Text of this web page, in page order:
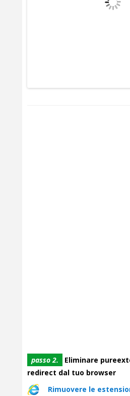
passo 2.
Eliminare
redirect dal tuo browser
Rimuovere le